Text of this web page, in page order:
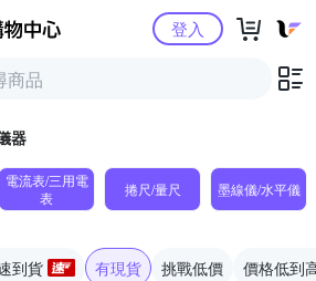
Yahoo購物中心登入
器
電流表/三用電
表
捲尺/量尺 墨線儀/水平儀
到貨 有現貨 挑戰低價 價格低到